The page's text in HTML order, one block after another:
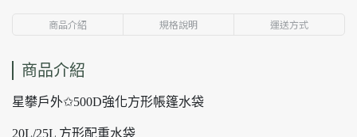
商品介紹 規格說明 運送方式
商品介紹
星攀戶外✩500D強化方形帳篷水袋
20L/25L 方形配重水袋